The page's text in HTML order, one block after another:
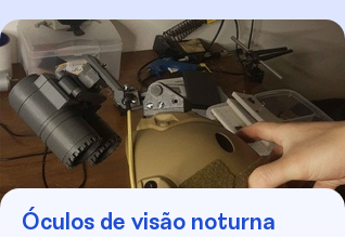
Óculos de visão noturna